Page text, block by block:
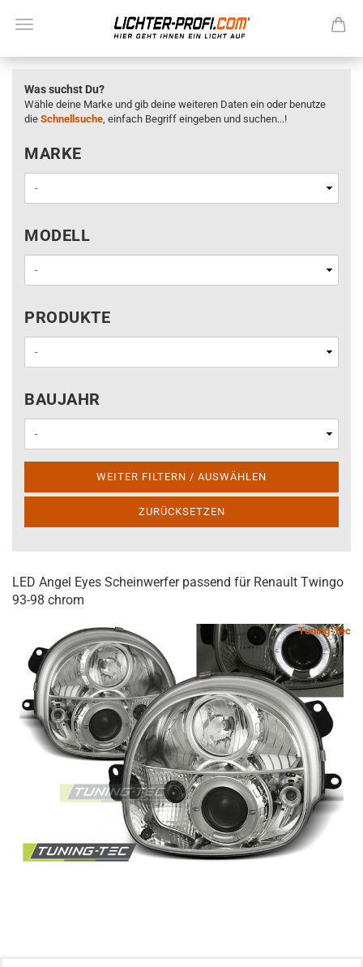
Was suchst Du?
Wähle deine Marke und gib deine weiteren Daten ein oder benutze
die Schnellsuche, einfach Begriff eingeben und suchen...!
MARKE
MARKE
MODELL
MODELL
PRODUKTE
PRODUKTE
BAUJAHR
BAUJAHR
WEITER FILTERN / AUSWÄHLEN
ZURÜCKSETZEN
LED Angel Eyes Scheinwerfer passend für Renault Twingo
93-98 chrom
Tuning-Tec